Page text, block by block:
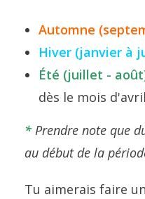
Automne
Hiver (janvier à
Été (juillet -
dès le mois
* Prendre note que
au début de la
Tu aimerais faire